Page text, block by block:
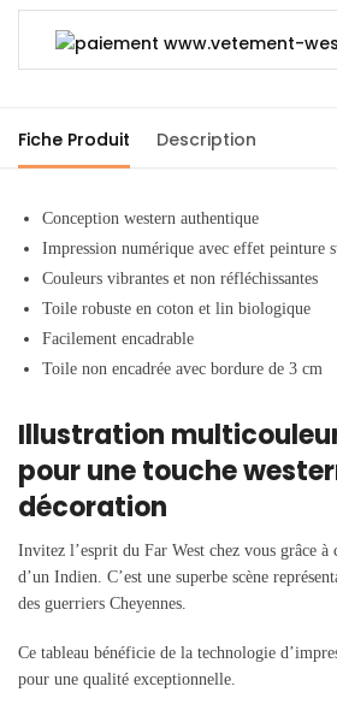
Fiche Produit Description
Conception western authentique
Impression numérique avec effet peinture
Couleurs vibrantes et non réfléchissantes
Toile robuste en coton et lin biologique
Facilement encadrable
Toile non encadrée avec bordure de 3 cm
Illustration
pour une touche
décoration
Invitez l’esprit du Far West chez vous grâce
d’un Indien. C’est une superbe scène
des guerriers Cheyennes.
Ce tableau bénéficie de la technologie
pour une qualité exceptionnelle.